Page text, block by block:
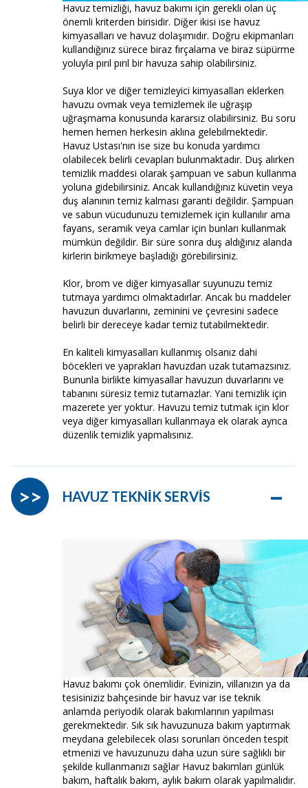
Havuz temizliği, havuz bakımı için gerekli olan üç
önemli kriterden birisidir. Diğer ikisi ise havuz
kimyasalları ve havuz dolaşımıdır. Doğru ekipmanları
kullandığınız sürece biraz fırçalama ve biraz süpürme
yoluyla pırıl pırıl bir havuza sahip olabilirsiniz.
Suya klor ve diğer temizleyici kimyasalları eklerken
havuzu ovmak veya temizlemek ile uğraşıp
uğraşmama konusunda kararsız olabilirsiniz. Bu soru
hemen hemen herkesin aklına gelebilmektedir.
Havuz Ustası'nın ise size bu konuda yardımcı
olabilecek belirli cevapları bulunmaktadır. Duş alırken
temizlik maddesi olarak şampuan ve sabun kullanma
yoluna gidebilirsiniz. Ancak kullandığınız küvetin veya
duş alanının temiz kalması garanti değildir. Şampuan
ve sabun vücudunuzu temizlemek için kullanılır ama
fayans, seramik veya camlar için bunları kullanmak
mümkün değildir. Bir süre sonra duş aldığınız alanda
kirlerin birikmeye başladığı görebilirsiniz.
Klor, brom ve diğer kimyasallar suyunuzu temiz
tutmaya yardımcı olmaktadırlar. Ancak bu maddeler
havuzun duvarlarını, zeminini ve çevresini sadece
belirli bir dereceye kadar temiz tutabilmektedir.
En kaliteli kimyasalları kullanmış olsanız dahi
böcekleri ve yaprakları havuzdan uzak tutamazsınız.
Bununla birlikte kimyasallar havuzun duvarlarını ve
tabanını süresiz temiz tutamazlar. Yani temizlik için
mazerete yer yoktur. Havuzu temiz tutmak için klor
veya diğer kimyasalları kullanmaya ek olarak ayrıca
düzenlik temizlik yapmalısınız.
HAVUZ TEKNİK SERVİS –
>>
Havuz bakımı çok önemlidir. Evinizin, villanızın ya da
tesisiniziz bahçesinde bir havuz var ise teknik
anlamda periyodik olarak bakımlarının yapılması
gerekmektedir. Sık sık havuzunuza bakım yaptırmak
meydana gelebilecek olası sorunları önceden tespit
etmenizi ve havuzunuzu daha uzun süre sağlıklı bir
şekilde kullanmanızı sağlar Havuz bakımları günlük
bakım, haftalık bakım, aylık bakım olarak yapılmalıdır.